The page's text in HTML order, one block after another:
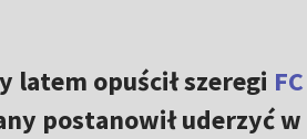
opuścił szeregi FC
postanowił uderzyć